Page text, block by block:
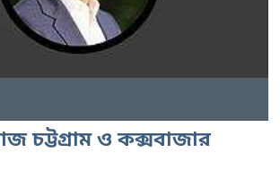
চট্টগ্রাম ও কক্সবাজার